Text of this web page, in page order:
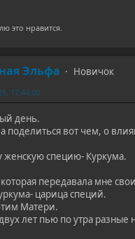
это нравится.
Эльфа
Новичок
17:44:00
день.
поделиться вот чем, о
женскую специю- Куркума.
передавала мне
царица специй.
Матери.
лет пью по утра разные